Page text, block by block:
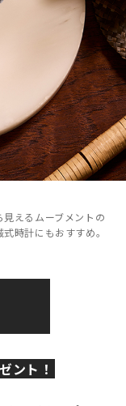
えるムーブメントの
時計にもおすすめ。
ント！